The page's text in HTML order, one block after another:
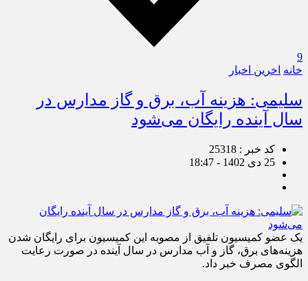
9
خانه اخرین اخبار
سلیمی: هزینه آب، برق و گاز مدارس در
سال آینده رایگان می‌شود
کد خبر : 25318
25 دی 1402 - 18:47
یک عضو کمیسیون تلفیق از مصوبه این کمیسیون برای رایگان شدن
هزینه‌های برق، گاز و آب مدارس در سال آینده در صورت رعایت
الگوی مصرف خبر داد.